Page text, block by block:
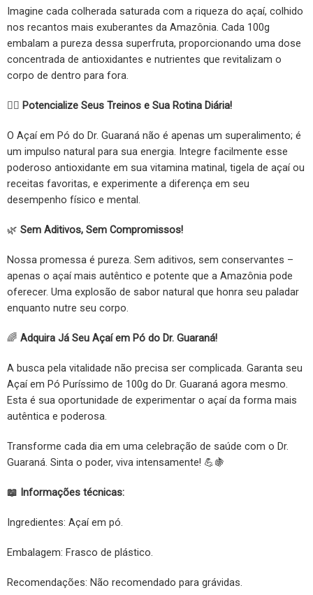
Imagine cada colherada saturada com a riqueza do açaí, colhido
nos recantos mais exuberantes da Amazônia. Cada 100g
embalam a pureza dessa superfruta, proporcionando uma dose
concentrada de antioxidantes e nutrientes que revitalizam o
corpo de dentro para fora.
🏋️‍♂️ Potencialize Seus Treinos e Sua Rotina Diária!
O Açaí em Pó do Dr. Guaraná não é apenas um superalimento; é
um impulso natural para sua energia. Integre facilmente esse
poderoso antioxidante em sua vitamina matinal, tigela de açaí ou
receitas favoritas, e experimente a diferença em seu
desempenho físico e mental.
🌿 Sem Aditivos, Sem Compromissos!
Nossa promessa é pureza. Sem aditivos, sem conservantes –
apenas o açaí mais autêntico e potente que a Amazônia pode
oferecer. Uma explosão de sabor natural que honra seu paladar
enquanto nutre seu corpo.
🌈 Adquira Já Seu Açaí em Pó do Dr. Guaraná!
A busca pela vitalidade não precisa ser complicada. Garanta seu
Açaí em Pó Puríssimo de 100g do Dr. Guaraná agora mesmo.
Esta é sua oportunidade de experimentar o açaí da forma mais
autêntica e poderosa.
Transforme cada dia em uma celebração de saúde com o Dr.
Guaraná. Sinta o poder, viva intensamente! 💪🍇
📖 Informações técnicas:
Ingredientes: Açaí em pó.
Embalagem: Frasco de plástico.
Recomendações: Não recomendado para grávidas.